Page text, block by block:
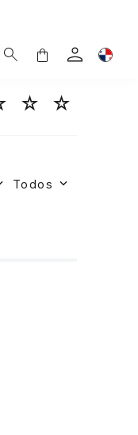
☆ ☆
Todos